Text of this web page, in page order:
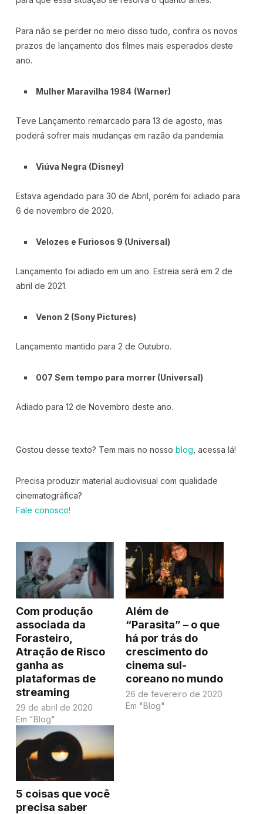
Para não se perder no meio disso tudo, confira os novos
prazos de lançamento dos filmes mais esperados deste
ano.
Mulher Maravilha 1984 (Warner)
Teve Lançamento remarcado para 13 de agosto, mas
poderá sofrer mais mudanças em razão da pandemia.
Viúva Negra (Disney)
Estava agendado para 30 de Abril, porém foi adiado para
6 de novembro de 2020.
Velozes e Furiosos 9 (Universal)
Lançamento foi adiado em um ano. Estreia será em 2 de
abril de 2021.
Venon 2 (Sony Pictures)
Lançamento mantido para 2 de Outubro.
007 Sem tempo para morrer (Universal)
Adiado para 12 de Novembro deste ano.
Gostou desse texto? Tem mais no nosso blog , acessa lá!
Precisa produzir material audiovisual com qualidade
cinematográfica?
Fale conosco!
Com produção
associada da
Forasteiro,
Atração de Risco
ganha as
plataformas de
streaming
29 de abril de 2020
Em "Blog"
Além de
“Parasita” – o que
há por trás do
crescimento do
cinema sul-
coreano no mundo
26 de fevereiro de 2020
Em "Blog"
5 coisas que você
precisa saber